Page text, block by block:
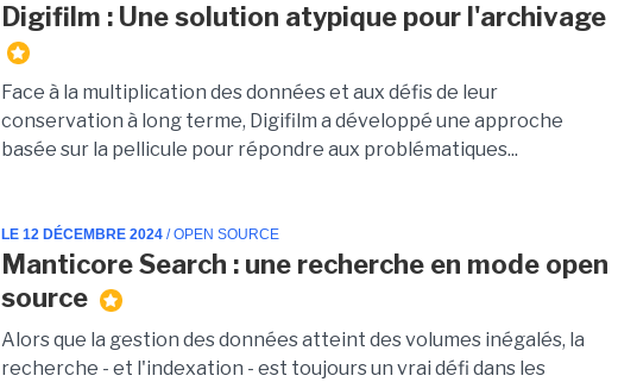
Digifilm : Une solution atypique pour l'archivage
Face à la multiplication des données et aux défis de leur
conservation à long terme, Digifilm a développé une approche
basée sur la pellicule pour répondre aux problématiques...
LE 12 DÉCEMBRE 2024 / OPEN SOURCE
Manticore Search : une recherche en mode open
source
Alors que la gestion des données atteint des volumes inégalés, la
recherche - et l'indexation - est toujours un vrai défi dans les